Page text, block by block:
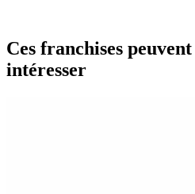
Ces franchises
intéresser